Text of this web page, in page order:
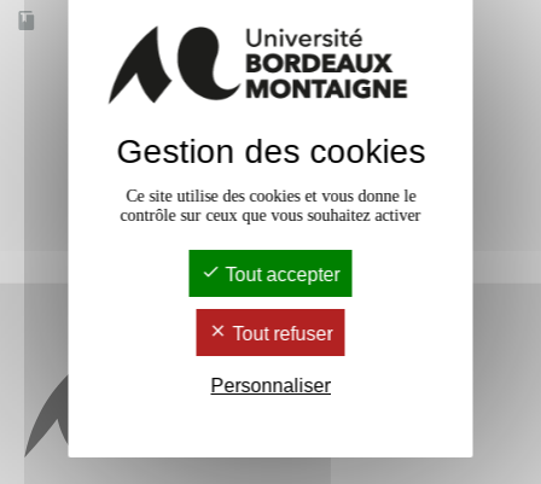
Accessible à distance
Gestion des cookies
Ce site utilise des cookies et vous donne le
contrôle sur ceux que vous souhaitez activer
Tout accepter
Tout refuser
Personnaliser